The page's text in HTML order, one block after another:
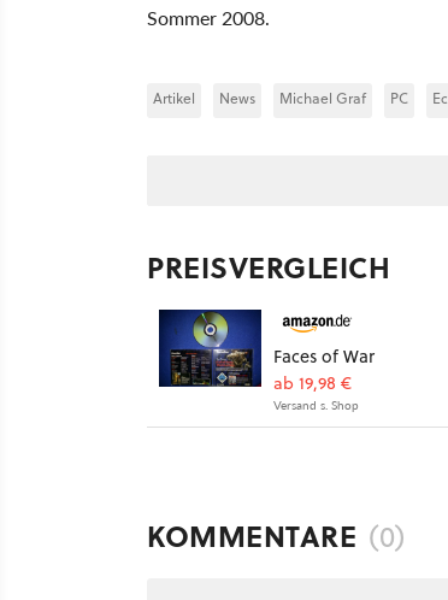
Sommer 2008.
Artikel News Michael Graf PC
PREISVERGLEICH
Faces of War
ab 19,98 €
Versand s. Shop
KOMMENTARE (0)